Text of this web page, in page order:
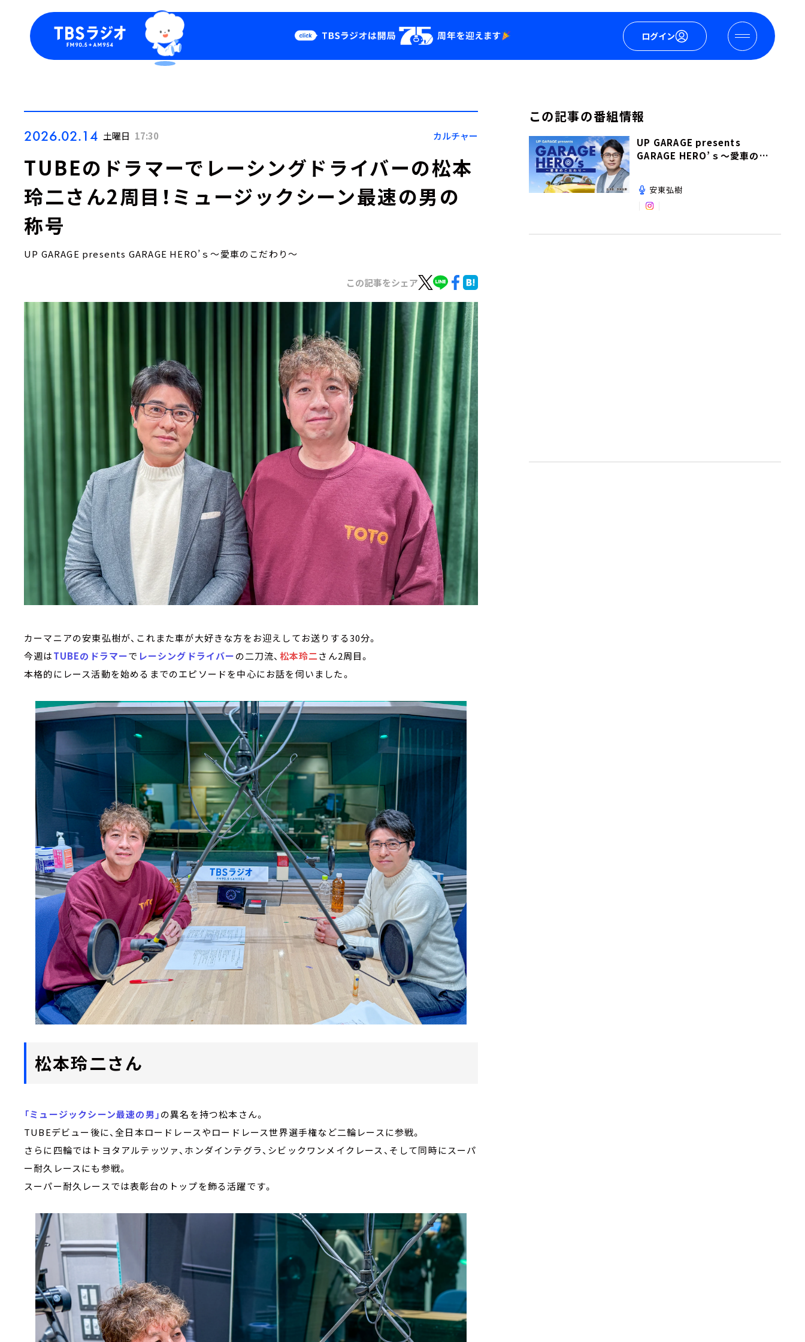
ログイン
Podcast
YouTube
2026.02.14 土曜日 17:30 カルチャー
TUBEのドラマーでレーシングドライバーの松本
玲二さん2周目！ミュージックシーン最速の男の
称号
UP GARAGE presents GARAGE HERO’ｓ～愛車のこだわり～
この記事をシェア
カーマニアの安東弘樹が、これまた車が大好きな方をお迎えしてお送りする30分。
今週はTUBEのドラマーで レーシングドライバーの二刀流、 松本玲二さん2周目。
本格的にレース活動を始めるまでのエピソードを中心にお話を伺いました。
松本玲二さん
「ミュージックシーン最速の男」の異名を持つ松本さん。
TUBEデビュー後に、全日本ロードレースやロードレース世界選手権など二輪レースに参戦。
さらに四輪ではトヨタアルテッツァ、ホンダインテグラ、シビックワンメイクレース、そして同時にスーパ
ー耐久レースにも参戦。
スーパー耐久レースでは表彰台のトップを飾る活躍です。
この記事の番組情報
UP GARAGE presents
GARAGE HERO’ｓ～愛車のこ
安東弘樹